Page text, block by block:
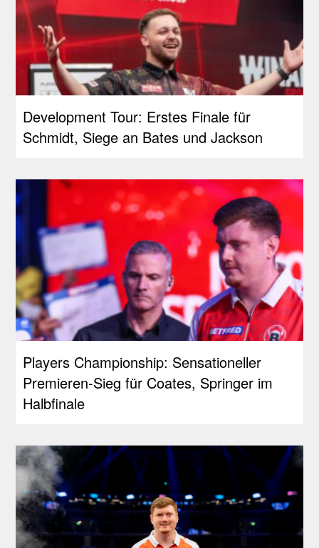
Development Tour: Erstes Finale für
Schmidt, Siege an Bates und Jackson
Players Championship: Sensationeller
Premieren-Sieg für Coates, Springer im
Halbfinale